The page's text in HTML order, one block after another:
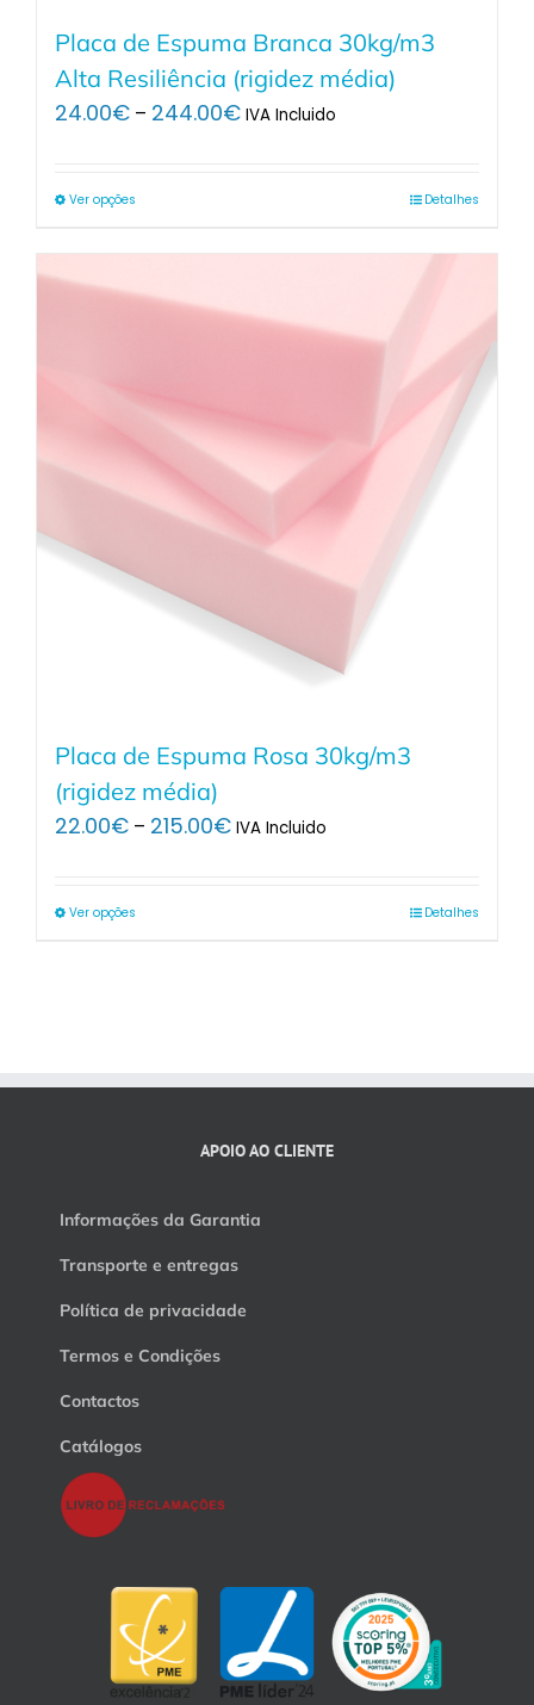
Placa de Espuma Branca 30kg/m3
Alta Resiliência (rigidez média)
24.00€ – 244.00€Price
IVA Incluido
Ver opções Detalhes
Placa de Espuma Rosa 30kg/m3
(rigidez média)
22.00€ – 215.00€Price
IVA Incluido
Ver opções Detalhes
APOIO AO CLIENTE
Informações da Garantia
Transporte e entregas
Política de privacidade
Termos e Condições
Contactos
Catálogos